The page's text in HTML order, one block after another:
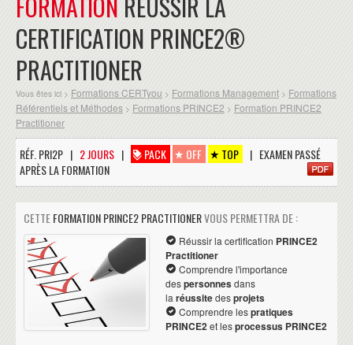
CERTIFICATION PRINCE2®
PRACTITIONER
Vous êtes ici > Formations CERTyou > Formations Management > Formations
Référentiels et Méthodes > Formations PRINCE2 > Formation PRINCE2
Practitioner
RÉF. PRI2P | 2 JOURS | PACK OFF TOP
| EXAMEN PASSÉ
APRÈS LA FORMATION
CETTEFORMATION PRINCE2 PRACTITIONERVOUS PERMETTRA DE :
Réussir la certification PRINCE2
Practitioner
Comprendre l'importance
despersonnesdans
la réussitedesprojets
Comprendre lespratiques
PRINCE2et lesprocessus PRINCE2